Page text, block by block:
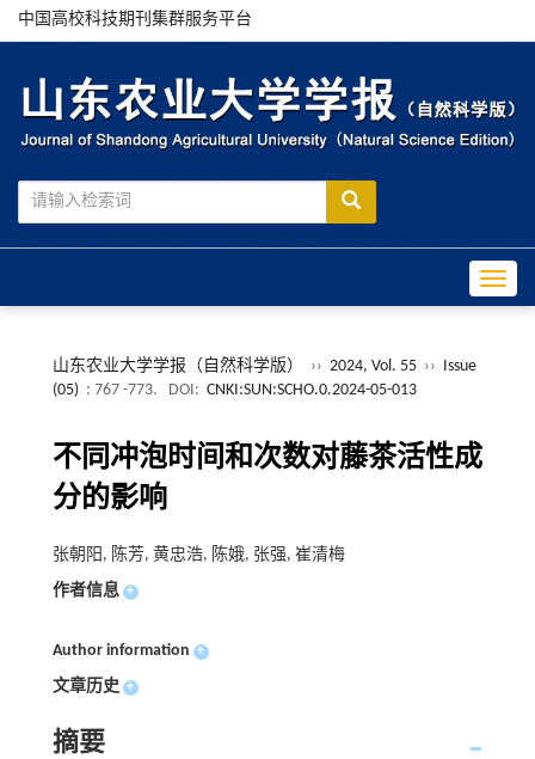
中国高校科技期刊集群服务平台
山东农业大学学报（自然科学版） ›› 2024, Vol. 55 ›› Issue
(05) : 767 -773. DOI: CNKI:SUN:SCHO.0.2024-05-013
不同冲泡时间和次数对藤茶活性成
分的影响
张朝阳, 陈芳, 黄忠浩, 陈娥, 张强, 崔清梅
作者信息 +
Author information +
文章历史 +
摘要